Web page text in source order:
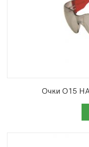
Очки О15